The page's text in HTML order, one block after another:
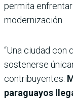
permita
modernización.
“Una ciudad con
sostenerse
contribuyentes.
paraguayos